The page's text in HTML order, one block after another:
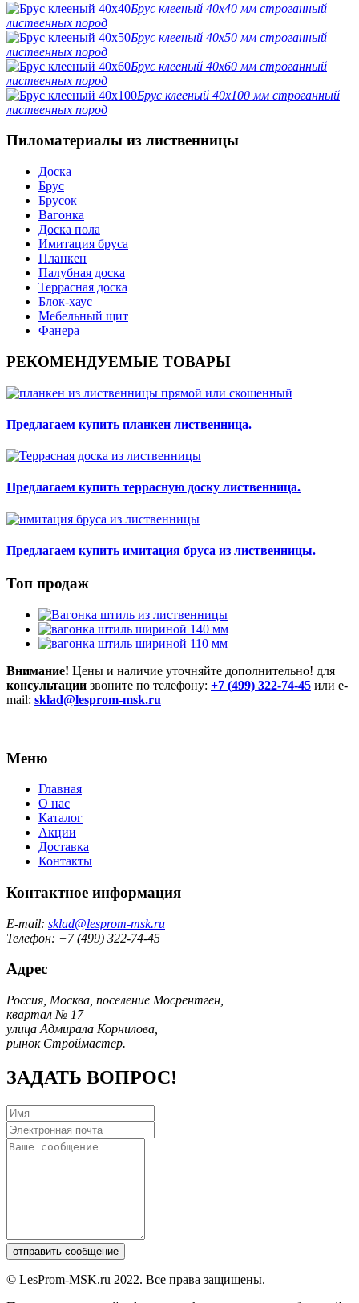
Брус клееный 40х40 мм строганный
лиственных пород
Брус клееный 40х50 мм строганный
лиственных пород
Брус клееный 40х60 мм строганный
лиственных пород
Брус клееный 40х100 мм строганный
лиственных пород
Пиломатериалы из лиственницы
Доска
Брус
Брусок
Вагонка
Доска пола
Имитация бруса
Планкен
Палубная доска
Террасная доска
Блок-хаус
Мебельный щит
Фанера
РЕКОМЕНДУЕМЫЕ ТОВАРЫ
Предлагаем купить планкен лиственница.
Предлагаем купить террасную доску лиственница.
Предлагаем купить имитация бруса из лиственницы.
Топ продаж
Внимание! Цены и наличие уточняйте дополнительно! для
консультации звоните по телефону: +7 (499) 322-74-45 или e-
mail: sklad@lesprom-msk.ru
Меню
Главная
О нас
Каталог
Акции
Доставка
Контакты
Контактное информация
E-mail: sklad@lesprom-msk.ru
Телефон: +7 (499) 322-74-45
Адрес
Россия, Москва, поселение Мосрентген,
квартал № 17
улица Адмирала Корнилова,
рынок Строймастер.
ЗАДАТЬ ВОПРОС!
© LesProm-MSK.ru 2022. Все права защищены.